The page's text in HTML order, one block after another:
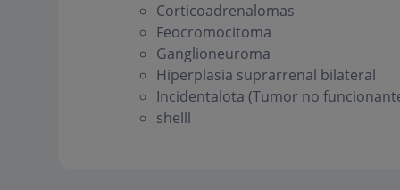
Corticoadrenalomas
Feocromocitoma
Ganglioneuroma
Hiperplasia suprarrenal bilateral
Incidentalota (Tumor no
shelll